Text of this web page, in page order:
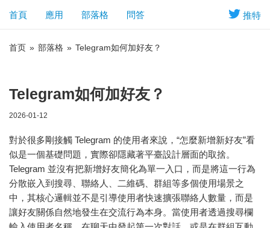
推特
首頁 應用 部落格 問答
首页 » 部落格 » Telegram如何加好友？
Telegram如何加好友？
2026-01-12
對於很多剛接觸 Telegram 的使用者來說，“怎麼新增新好友”看
似是一個基礎問題，實際卻隱藏著平臺設計層面的取捨。
Telegram 並沒有把新增好友簡化為單一入口，而是將這一行為
分散嵌入到搜尋、聯絡人、二維碼、群組等多個使用場景之
中，其核心邏輯並不是引導使用者快速擴張聯絡人數量，而是
讓好友關係自然地發生在交流行為本身。當使用者透過搜尋欄